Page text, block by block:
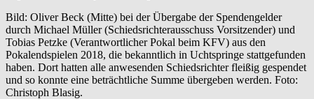
Bild: Oliver Beck (Mitte) bei der Übergabe der Spendengelder
durch Michael Müller (Schiedsrichterausschuss Vorsitzender) und
Tobias Petzke (Verantwortlicher Pokal beim KFV) aus den
Pokalendspielen 2018, die bekanntlich in Uchtspringe stattgefunden
haben. Dort hatten alle anwesenden Schiedsrichter fleißig gespendet
und so konnte eine beträchtliche Summe übergeben werden. Foto:
Christoph Blasig.